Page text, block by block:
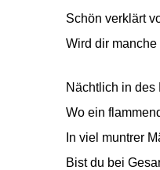
Schön verklärt
Wird dir
Nächtlich in des
Wo ein
In viel muntrer
Bist du bei